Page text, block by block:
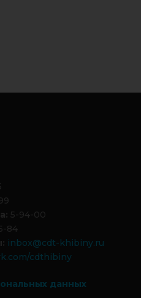
5-94-00
84
inbox@cdt-khibiny.ru
cdthibiny
данных